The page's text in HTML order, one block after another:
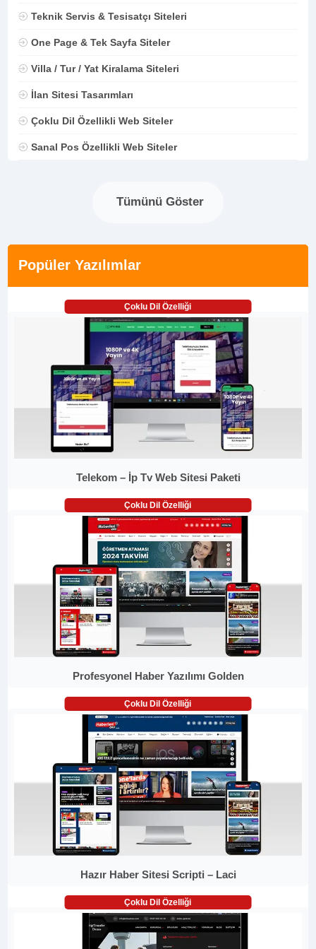
Teknik Servis & Tesisatçı Siteleri
One Page & Tek Sayfa Siteler
Villa / Tur / Yat Kiralama Siteleri
İlan Sitesi Tasarımları
Çoklu Dil Özellikli Web Siteler
Sanal Pos Özellikli Web Siteler
Tümünü Göster
Popüler Yazılımlar
Çoklu Dil Özelliği
Telekom – İp Tv Web Sitesi Paketi
Çoklu Dil Özelliği
Profesyonel Haber Yazılımı Golden
Çoklu Dil Özelliği
Hazır Haber Sitesi Scripti – Laci
Çoklu Dil Özelliği